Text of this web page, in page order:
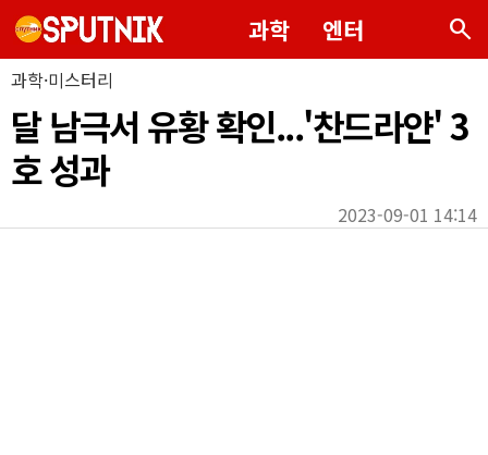
과학 엔터 search
과학·미스터리
달 남극서 유황 확인...'찬드라얀' 3
호 성과
2023-09-01 14:14